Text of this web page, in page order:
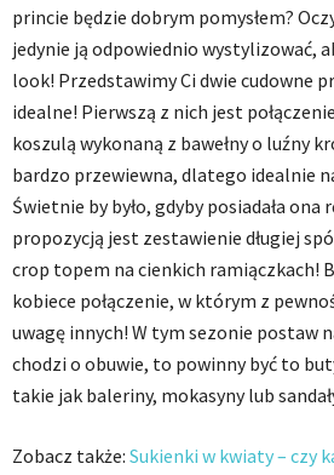
princie będzie dobrym pomysłem?
jedynie ją odpowiednio wystylizować,
look! Przedstawimy Ci dwie cudowne
idealne! Pierwszą z nich jest
koszulą wykonaną z bawełny o luźny
bardzo przewiewna, dlatego idealnie
Świetnie by było, gdyby posiadała ona
propozycją jest zestawienie długiej
crop topem na cienkich ramiączkach!
kobiece połączenie, w którym z
uwagę innych! W tym sezonie postaw
chodzi o obuwie, to powinny być to
takie jak baleriny, mokasyny lub
Zobacz także: Sukienki w kwiaty – czy